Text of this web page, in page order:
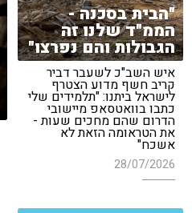
"הבית בסכנה -
הממ"ד שלנו זה
הגבולות והם נפרצו"
איש השב"כ לשעבר דביר
קריב חשף מדוע הצטרף
לישראל ביתנו: "תלמידים שלי
כתבו בוואטסאפ מיישובי
הדרום שהם מחכים שעות -
את הטראומה הזאת לא
אשכח"
28/07/2026